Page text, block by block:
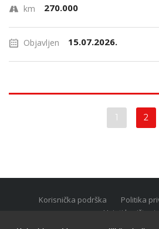
km 270.000
Objavljen 15.07.2026.
1 2
Korisnička podrška Politika
Uvjeti korištenja